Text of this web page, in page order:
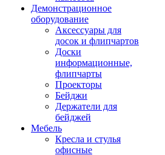
Демонстрационное
оборудование
Аксессуары для
досок и флипчартов
Доски
информационные,
флипчарты
Проекторы
Бейджи
Держатели для
бейджей
Мебель
Кресла и стулья
офисные